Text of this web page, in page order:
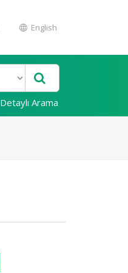
English
Detaylı Arama